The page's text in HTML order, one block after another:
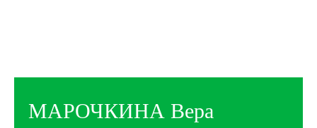
МАРОЧКИНА Вера